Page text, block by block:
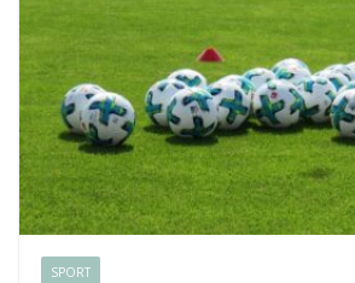
SPORT